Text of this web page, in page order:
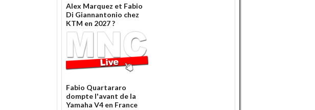
Alex Marquez et Fabio
Di Giannantonio chez
KTM en 2027 ?
Fabio Quartararo
dompte l'avant de la
Yamaha V4 en France